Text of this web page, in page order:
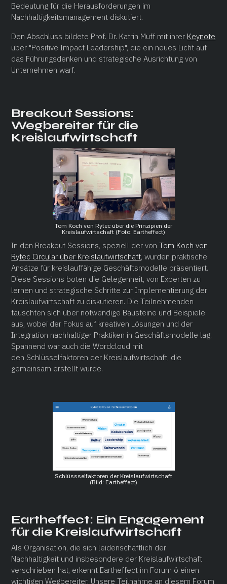
Bedeutung für die Herausforderungen im
Nachhaltigkeitsmanagement diskutiert.
Den Abschluss bildete Prof. Dr. Katrin Muff mit ihrer Keynote
über "Positive Impact Leadership", die ein neues Licht auf
das Führungsdenken und strategische Ausrichtung von
Unternehmen warf.
Breakout Sessions:
Wegbereiter für die
Kreislaufwirtschaft
Tom Koch von Rytec über die Prinzipien der
Kreislaufwirtschaft (Foto: Eartheffect)
In den Breakout Sessions, speziell der vonTom Koch von
Rytec Circular über Kreislaufwirtschaft, wurden praktische
Ansätze für kreislauffähige Geschäftsmodelle präsentiert.
Diese Sessions boten die Gelegenheit, von Experten zu
lernen und strategische Schritte zur Implementierung der
Kreislaufwirtschaft zu diskutieren. Die Teilnehmenden
tauschten sich über notwendige Bausteine und Beispiele
aus, wobei der Fokus auf kreativen Lösungen und der
Integration nachhaltiger Praktiken in Geschäftsmodelle lag.
Spannend war auch die Wordcloud mit
den Schlüsselfaktoren der Kreislaufwirtschaft, die
gemeinsam erstellt wurde.
Schlüssselfaktoren der Kreislaufwirtschaft
(Bild: Eartheffect)
Eartheffect: Ein Engagement
für die Kreislaufwirtschaft
Als Organisation, die sich leidenschaftlich der
Nachhaltigkeit und insbesondere der Kreislaufwirtschaft
verschrieben hat, erkennt Eartheffect im Forum ö einen
wichtigen Wegbereiter. Unsere Teilnahme an diesem Forum